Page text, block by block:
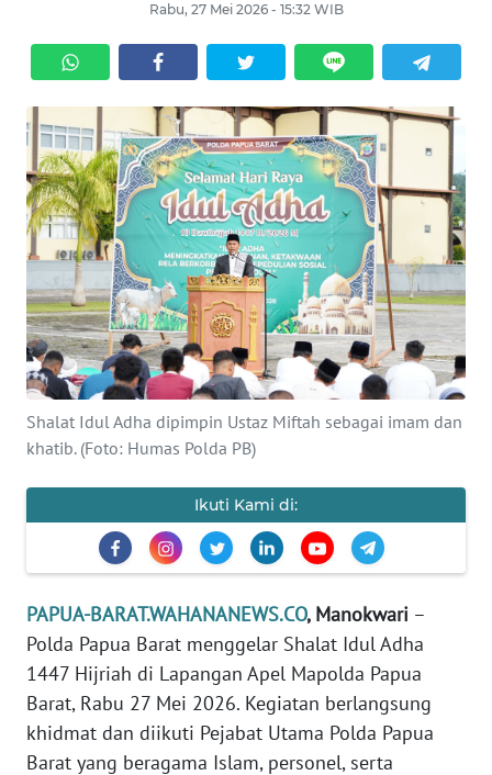
Rabu, 27 Mei 2026 - 15:32 WIB
Shalat Idul Adha dipimpin Ustaz Miftah sebagai imam dan
khatib. (Foto: Humas Polda PB)
Ikuti Kami di:
PAPUA-BARAT.WAHANANEWS.CO, Manokwari –
Polda Papua Barat menggelar Shalat Idul Adha
1447 Hijriah di Lapangan Apel Mapolda Papua
Barat, Rabu 27 Mei 2026. Kegiatan berlangsung
khidmat dan diikuti Pejabat Utama Polda Papua
Barat yang beragama Islam, personel, serta
SERBI
OPINI
Informasi
INDEKS
BERITA
KONTAK
KAMI
INFO
IKLAN
TENTANG
SIBER
REDAKSI
KARIR
DISCLAIMER